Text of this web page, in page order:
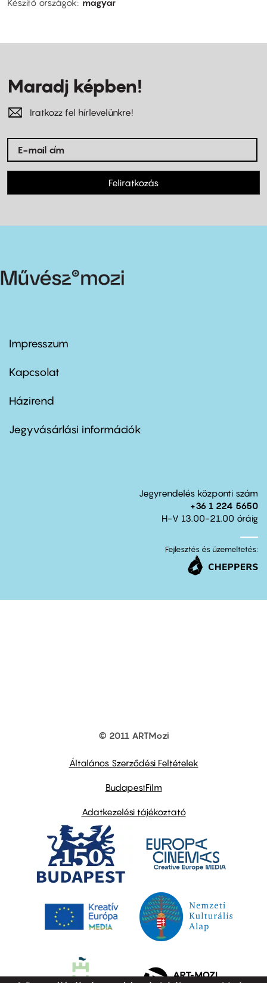
Készítő országok
magyar
Maradj képben!
Iratkozz fel hírlevelünkre!
Feliratkozás
Footer
first
Impresszum
Kapcsolat
Footer
second
Házirend
Jegyvásárlási információk
Jegyrendelés központi szám
+36 1 224 5650
H-V 13.00-21.00 óráig
Fejlesztés és üzemeltetés:
© 2011 ARTMozi
Általános Szerződési Feltételek
BudapestFilm
Adatkezelési tájékoztató